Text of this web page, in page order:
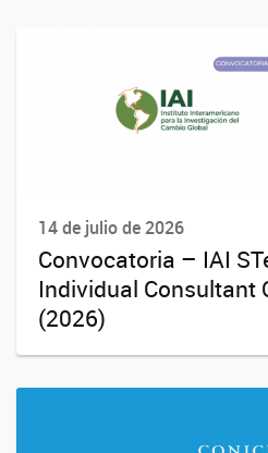
14 de julio de 2026
Convocatoria – IAI
Individual Consultant
(2026)